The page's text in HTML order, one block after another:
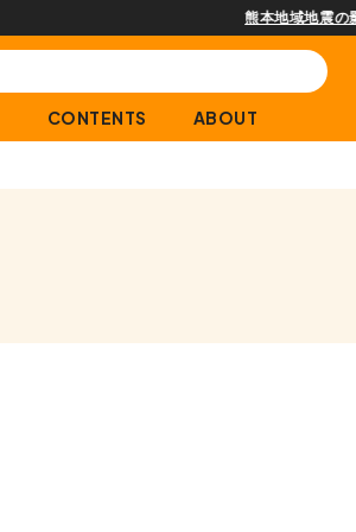
CONTENTS ABOUT